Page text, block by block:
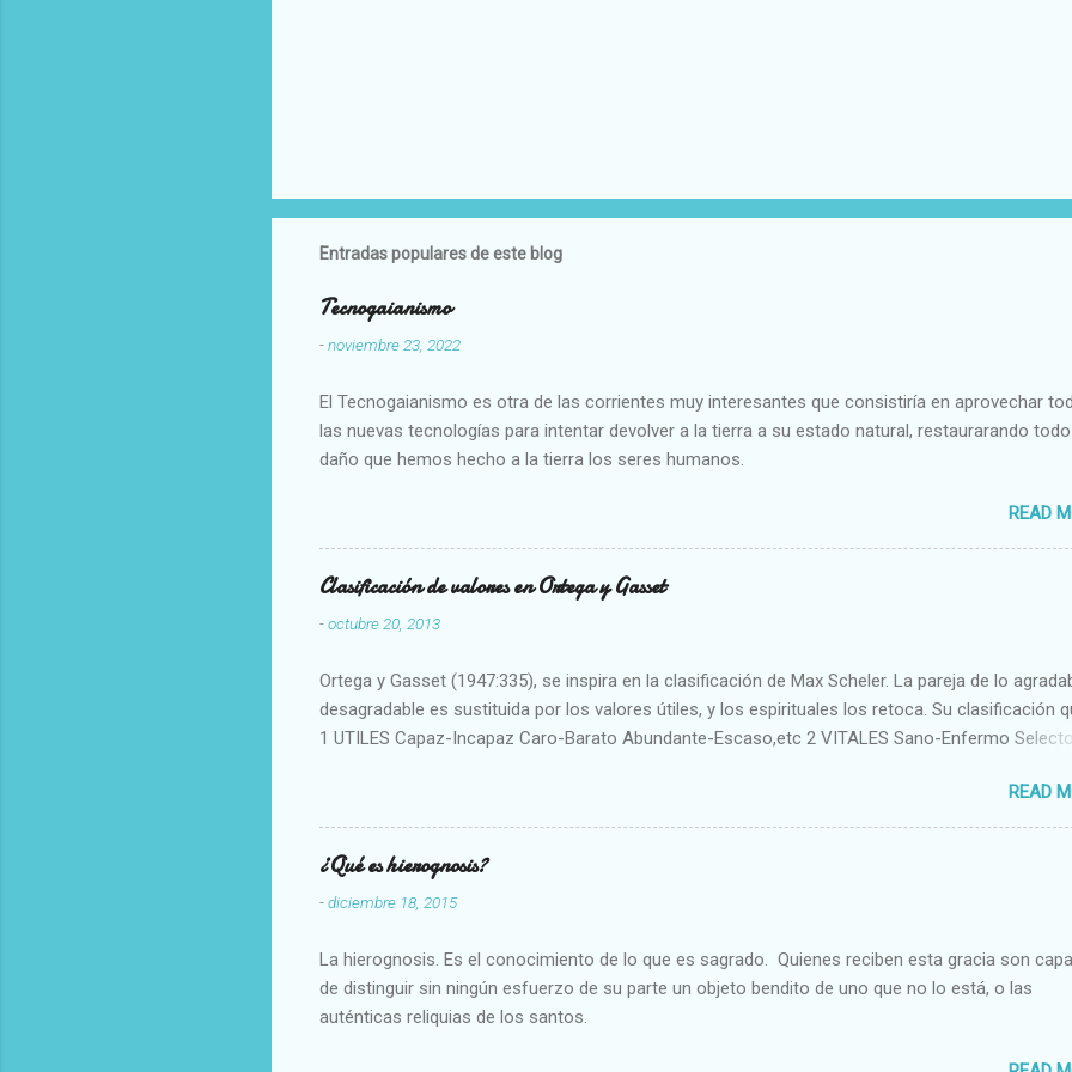
Entradas populares de este blog
Tecnogaianismo
-noviembre 23, 2022
El Tecnogaianismo es otra de las corrientes muy interesantes que consistiría en aprovechar
las nuevas tecnologías para intentar devolver a la tierra a su estado natural, restaurarando
daño que hemos hecho a la tierra los seres humanos.
READ
Clasificación de valores en Ortega y Gasset
-octubre 20, 2013
Ortega y Gasset (1947:335), se inspira en la clasificación de Max Scheler. La pareja de lo
desagradable es sustituida por los valores útiles, y los espirituales los retoca. Su clasificación
1 UTILES Capaz-Incapaz Caro-Barato Abundante-Escaso,etc 2 VITALES Sano-Enfermo
Aproximado Evidente-Probable,etc b) Morales Bueno-malo Bondadoso-malvado Justo-Injusto
Escrupuloso-Relajado Leal-Desleal,etc. d) Estéticos Bello-Feo Gracioso-Tosco Elegante-
Armonioso-Inarmonioso 4 RELIGIOSOS Santo-Pr...
READ
¿Qué es hierognosis?
-diciembre 18, 2015
La hierognosis. Es el conocimiento de lo que es sagrado. Quienes reciben esta gracia son
de distinguir sin ningún esfuerzo de su parte un objeto bendito de uno que no lo está, o las
auténticas reliquias de los santos.